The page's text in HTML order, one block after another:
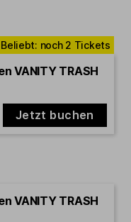
VANITY TRASH
Jetzt buchen
VANITY TRASH